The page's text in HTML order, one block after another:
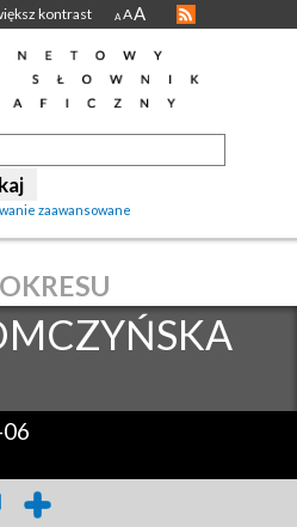
kontrast A AA
zaawansowane